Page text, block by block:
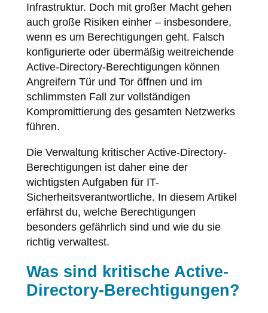
Infrastruktur. Doch mit großer Macht gehen
auch große Risiken einher – insbesondere,
wenn es um Berechtigungen geht. Falsch
konfigurierte oder übermäßig weitreichende
Active-Directory-Berechtigungen können
Angreifern Tür und Tor öffnen und im
schlimmsten Fall zur vollständigen
Kompromittierung des gesamten Netzwerks
führen.
Die Verwaltung kritischer Active-Directory-
Berechtigungen ist daher eine der
wichtigsten Aufgaben für IT-
Sicherheitsverantwortliche. In diesem Artikel
erfährst du, welche Berechtigungen
besonders gefährlich sind und wie du sie
richtig verwaltest.
Was sind kritische Active-
Directory-Berechtigungen?